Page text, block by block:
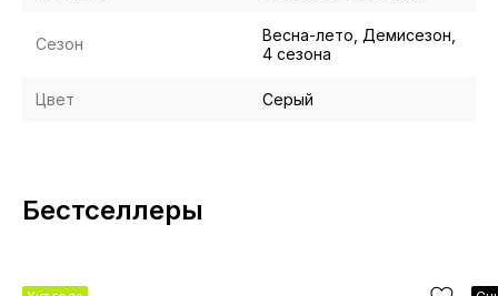
Сезон
Весна-лето, Демисезон,
4 сезона
Цвет Серый
Бестселлеры